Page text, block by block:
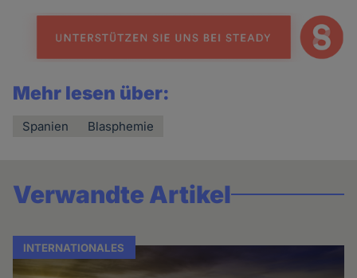
Mehr lesen über:
Spanien Blasphemie
Verwandte Artikel
INTERNATIONALES